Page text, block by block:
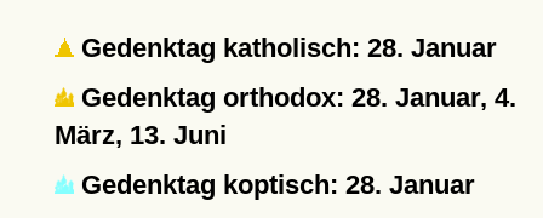
Gedenktag katholisch: 28. Januar
Gedenktag orthodox: 28. Januar, 4.
März, 13. Juni
Gedenktag koptisch: 28. Januar